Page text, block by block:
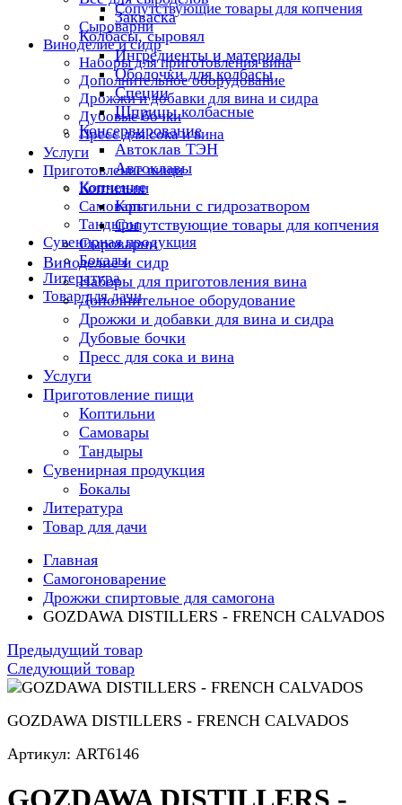
Сопутствующие товары для копчения
Сыроварни
Виноделие и сидр
Наборы для приготовления вина
Дополнительное оборудование
Дрожжи и добавки для вина и сидра
Дубовые бочки
Пресс для сока и вина
Услуги
Приготовление пищи
Коптильни
Самовары
Тандыры
Сувенирная продукция
Бокалы
Литература
Товар для дачи
Закваска
Колбасы, сыровял
Ингредиенты и материалы
Оболочки для колбасы
Специи
Шприцы колбасные
Консервирование
Автоклав ТЭН
Автоклавы
Копчение
Коптильни с гидрозатвором
Сопутствующие товары для копчения
Сыроварни
Виноделие и сидр
Наборы для приготовления вина
Дополнительное оборудование
Дрожжи и добавки для вина и сидра
Дубовые бочки
Пресс для сока и вина
Услуги
Приготовление пищи
Коптильни
Самовары
Тандыры
Сувенирная продукция
Бокалы
Литература
Товар для дачи
Главная
Самогоноварение
Дрожжи спиртовые для самогона
GOZDAWA DISTILLERS - FRENCH CALVADOS
Предыдущий товар
Следующий товар
GOZDAWA DISTILLERS - FRENCH CALVADOS
Артикул: ART6146